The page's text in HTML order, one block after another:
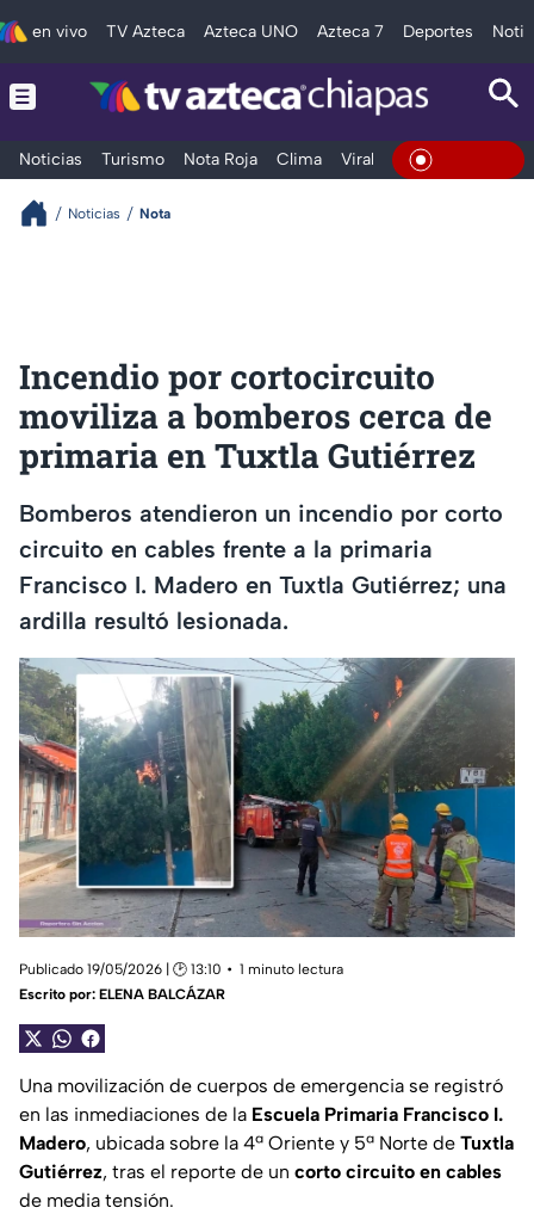
en vivo TV Azteca Azteca UNO Azteca 7 Deportes
Noticias Turismo Nota Roja Clima Viral y Tendencia En Vivo
Noticias Nota
Incendio por cortocircuito
moviliza a bomberos cerca de
primaria en Tuxtla Gutiérrez
Bomberos atendieron un incendio por corto
circuito en cables frente a la primaria
Francisco I. Madero en Tuxtla Gutiérrez; una
ardilla resultó lesionada.
Publicado 19/05/2026 | 🕑 13:10
1 minuto lectura
Escrito por: ELENA BALCÁZAR
Una movilización de cuerpos de emergencia se registró
en las inmediaciones de la Escuela Primaria Francisco I.
Madero, ubicada sobre la 4ª Oriente y 5ª Norte de Tuxtla
Gutiérrez, tras el reporte de un corto circuito en cables
de media tensión.